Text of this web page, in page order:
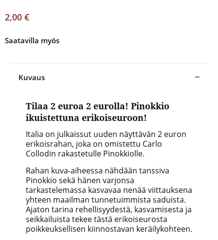
2,00 €
Saatavilla myös
Kuvaus
Tilaa 2 euroa 2 eurolla! Pinokkio
ikuistettuna erikoiseuroon!
Italia on julkaissut uuden näyttävän 2 euron
erikoisrahan, joka on omistettu Carlo
Collodin rakastetulle Pinokkiolle.
Rahan kuva-aiheessa nähdään tanssiva
Pinokkio sekä hänen varjonsa
tarkastelemassa kasvavaa nenää viittauksena
yhteen maailman tunnetuimmista saduista.
Ajaton tarina rehellisyydestä, kasvamisesta ja
seikkailuista tekee tästä erikoiseurosta
poikkeuksellisen kiinnostavan keräilykohteen.